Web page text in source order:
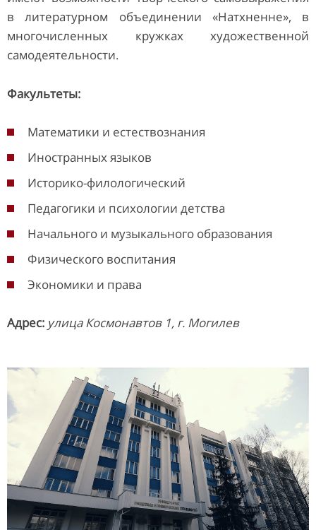
в литературном объединении «Натхненне», в
многочисленных кружках художественной
самодеятельности.
Факультеты:
Математики и естествознания
Иностранных языков
Историко-филологический
Педагогики и психологии детства
Начального и музыкального образования
Физического воспитания
Экономики и права
Адрес: улица Космонавтов 1, г. Могилев